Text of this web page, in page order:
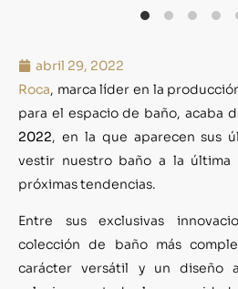
abril 29, 2022
Roca, marca líder en la
para el espacio de baño, acaba
2022, en la que aparecen sus
vestir nuestro baño a la última
próximas tendencias.
Entre sus exclusivas
colección de baño más
carácter versátil y un diseño